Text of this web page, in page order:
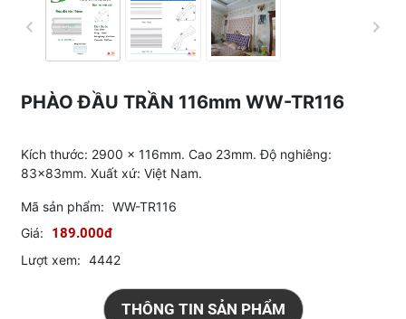
PHÀO ĐẦU TRẦN 116mm WW-TR116
Kích thước: 2900 x 116mm. Cao 23mm. Độ nghiêng:
83x83mm. Xuất xứ: Việt Nam.
Mã sản phẩm: WW-TR116
Giá:
189.000đ
Lượt xem: 4442
THÔNG TIN SẢN PHẨM